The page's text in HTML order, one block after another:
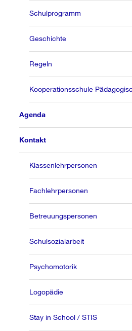
Schulprogramm
Geschichte
Regeln
Kooperationsschule
Agenda
Kontakt
Klassenlehrpersonen
Fachlehrpersonen
Betreuungspersonen
Schulsozialarbeit
Psychomotorik
Logopädie
Stay in School / STIS